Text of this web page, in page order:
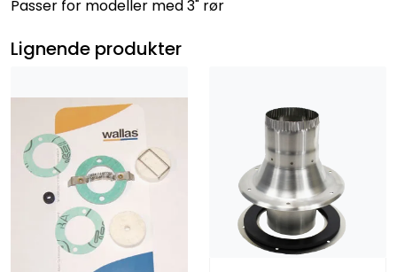
Passer for modeller med 3" rør
Lignende produkter